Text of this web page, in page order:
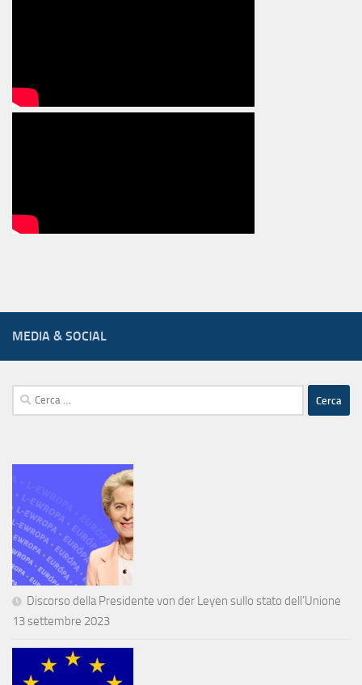
MEDIA & SOCIAL
Ricerca
per:
Discorso della Presidente von der Leyen sullo stato dell’Unione
13 settembre 2023